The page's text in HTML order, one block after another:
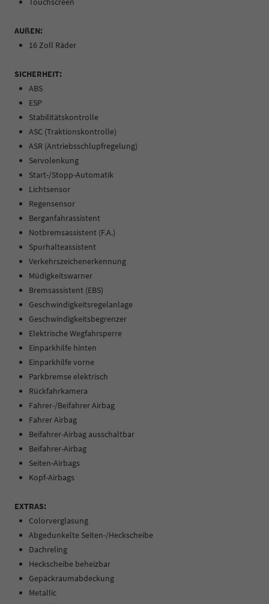
AUßEN:
16 Zoll Räder
SICHERHEIT:
ABS
ESP
Stabilitätskontrolle
ASC (Traktionskontrolle)
ASR (Antriebsschlupfregelung)
Servolenkung
Start-/Stopp-Automatik
Lichtsensor
Regensensor
Berganfahrassistent
Notbremsassistent (F.A.)
Spurhalteassistent
Verkehrszeichenerkennung
Müdigkeitswarner
Bremsassistent (EBS)
Geschwindigkeitsregelanlage
Geschwindigkeitsbegrenzer
Elektrische Wegfahrsperre
Einparkhilfe hinten
Einparkhilfe vorne
Parkbremse elektrisch
Rückfahrkamera
Fahrer-/Beifahrer Airbag
Fahrer Airbag
Beifahrer-Airbag ausschaltbar
Beifahrer-Airbag
Seiten-Airbags
Kopf-Airbags
EXTRAS:
Colorverglasung
Abgedunkelte Seiten-/Heckscheibe
Dachreling
Heckscheibe beheizbar
Gepäckraumabdeckung
Metallic